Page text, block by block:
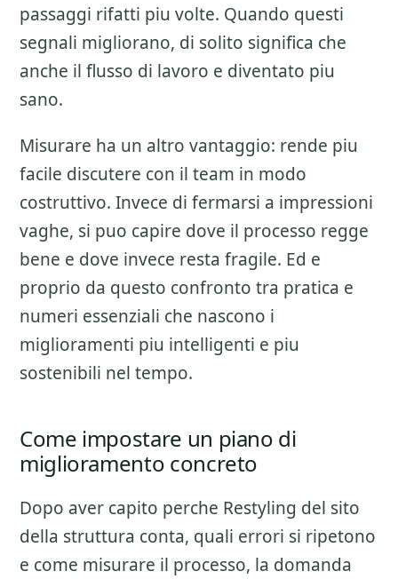
passaggi rifatti piu volte. Quando questi
segnali migliorano, di solito significa che
anche il flusso di lavoro e diventato piu
sano.
Misurare ha un altro vantaggio: rende piu
facile discutere con il team in modo
costruttivo. Invece di fermarsi a impressioni
vaghe, si puo capire dove il processo regge
bene e dove invece resta fragile. Ed e
proprio da questo confronto tra pratica e
numeri essenziali che nascono i
miglioramenti piu intelligenti e piu
sostenibili nel tempo.
Come impostare un piano di
miglioramento concreto
Dopo aver capito perche Restyling del sito
della struttura conta, quali errori si ripetono
e come misurare il processo, la domanda